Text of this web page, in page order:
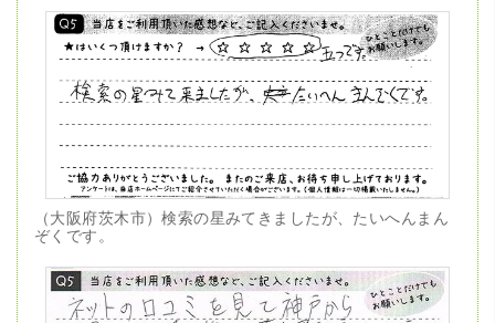
（大阪府茨木市）検索の星みてきましたが、たいへんまん
ぞくです。